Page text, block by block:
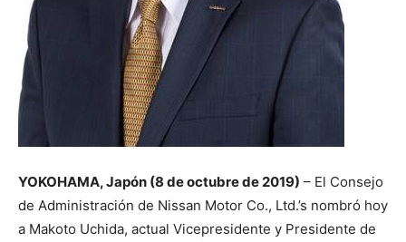
YOKOHAMA, Japón (8 de octubre de 2019) – El Consejo
de Administración de Nissan Motor Co., Ltd.’s nombró hoy
a Makoto Uchida, actual Vicepresidente y Presidente de